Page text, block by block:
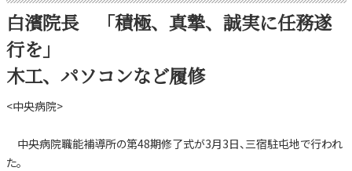
白濱院長 「積極、真摯、誠実に任務遂
行を」
木工、パソコンなど履修
<中央病院>
中央病院職能補導所の第48期修了式が3月3日、三宿駐屯地で行われ
た。